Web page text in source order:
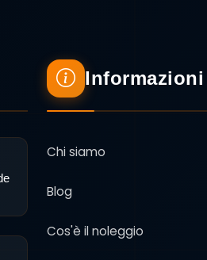
Informazioni
Chi siamo
Blog
Cos'è il noleggio